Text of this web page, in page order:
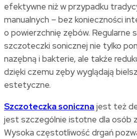
efektywne niż w przypadku
manualnych – bez konieczności
o powierzchnię zębów. Regularne
szczoteczki sonicznej nie tylko
nazębną i bakterie, ale także
dzięki czemu zęby wyglądają
estetyczne.
Szczoteczka soniczna jest też
jest szczególnie istotne dla osób z
Wysoka częstotliwość drgań